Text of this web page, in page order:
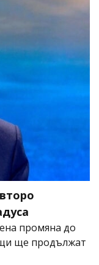
промяна до
ще продължат